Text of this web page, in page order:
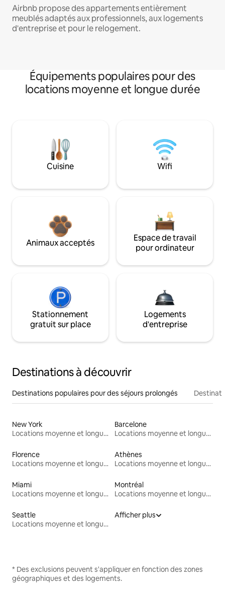
Airbnb propose des appartements entièrement
meublés adaptés aux professionnels, aux logements
d'entreprise et pour le relogement.
Équipements populaires pour des
locations moyenne et longue durée
Cuisine Wifi
Animaux acceptés
Espace de travail
pour ordinateur
Stationnement
gratuit sur place
Logements
d'entreprise
Destinations à découvrir
Destinations populaires pour des séjours prolongés
New York
Locations moyenne et longue durée
Barcelone
Locations moyenne et longue durée
Florence
Locations moyenne et longue durée
Athènes
Locations moyenne et longue durée
Miami
Locations moyenne et longue durée
Montréal
Locations moyenne et longue durée
Seattle
Locations moyenne et longue durée
Afficher plus
* Des exclusions peuvent s'appliquer en fonction des zones
géographiques et des logements.